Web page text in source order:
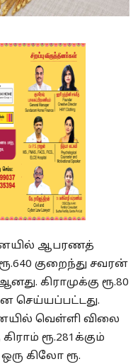
ஆபரணத்
குறைந்து சவரன்
கிராமுக்கு ரூ.80
செய்யப்பட்டது.
வெள்ளி விலை
ரூ.281க்கும்
ஒரு கிலோ ரூ.